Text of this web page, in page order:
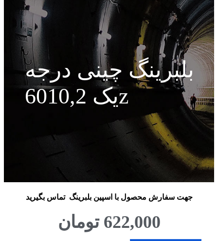
بلبرینگ چینی درجه
یک 6010,2z
جهت سفارش محصولبا اسپین بلبرینگ تماس بگیرید
622,000 تومان